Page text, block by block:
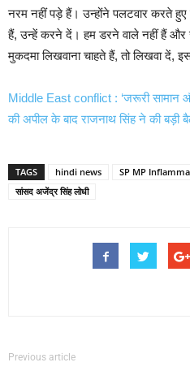
नरम नहीं पड़े हैं। उन्होंने पलटवार करते
हैं, उन्हें करने दें। हम डरने वाले नहीं हैं और
मुकदमा लिखवाना चाहते हैं, तो लिखवा दें,
Middle East conflict : ‘जरूरी सामान
की अपील के बाद राजनाथ सिंह ने की बड़ी
TAGS hindi news SP MP
सांसद अजेंद्र सिंह लोधी
Previous article